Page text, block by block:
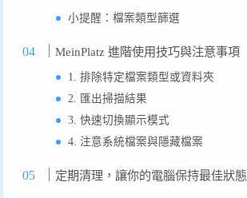
小提醒：檔案類型篩選
MeinPlatz 進階使用技巧與注意事項
1. 排除特定檔案類型或資料夾
2. 匯出掃描結果
3. 快速切換顯示模式
4. 注意系統檔案與隱藏檔案
定期清理，讓你的電腦保持最佳狀態